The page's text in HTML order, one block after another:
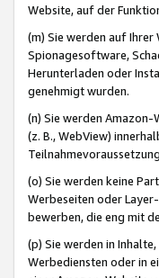
Website, auf der
(m) Sie werden auf
Spionagesoftware,
Herunterladen oder
genehmigt wurden.
(n) Sie werden
(z. B., WebView)
(o) Sie werden keine
Werbeseiten oder
bewerben, die eng mit
(p) Sie werden in
Werbediensten oder in